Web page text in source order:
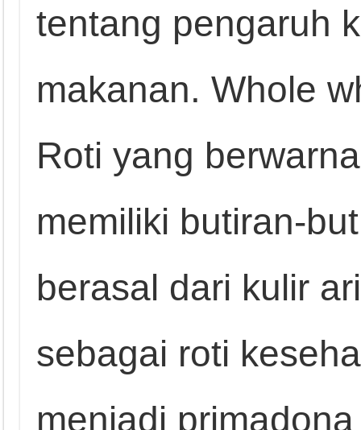
tentang pengaruh
makanan. Whole
Roti yang
memiliki butiran-
berasal dari kulir
sebagai roti
menjadi